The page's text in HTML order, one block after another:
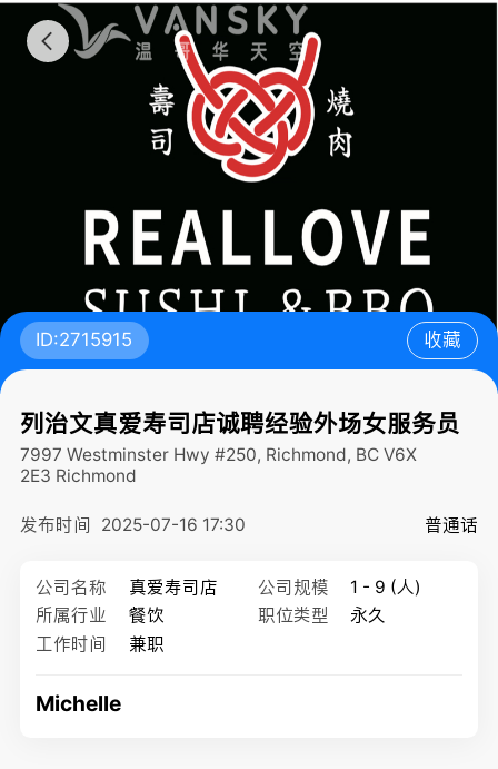
ID:2715915 收藏
列治文真爱寿司店诚聘经验外场女服务员
7997 Westminster Hwy #250, Richmond, BC V6X
2E3 Richmond
发布时间 2025-07-16 17:30 普通话
公司名称 真爱寿司店 公司规模
1 - 9 (人)
所属行业
餐饮 职位类型
永久
工作时间
兼职
Michelle